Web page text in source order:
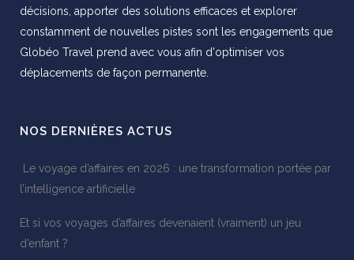
décisions, apporter des solutions efficaces et explorer
constamment de nouvelles pistes sont les engagements que
Globéo Travel prend avec vous afin d'optimiser vos
déplacements de façon permanente.
NOS DERNIÈRES ACTUS
Le voyage d’affaires en 2026 : une transformation portée par
l’intelligence artificielle
Et si vos voyages d’affaires devenaient (vraiment) un jeu
d’enfant ?